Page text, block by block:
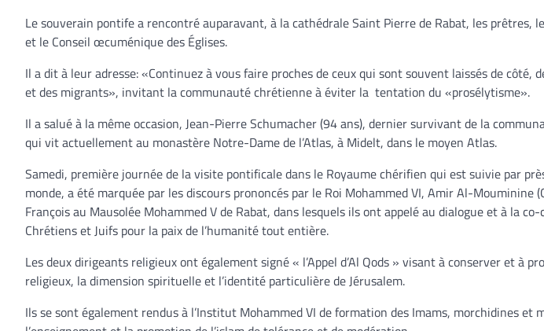
Le souverain pontife a rencontré auparavant, à la cathédrale Saint Pierre de Rabat, les prêtres,
et le Conseil œcuménique des Églises.
Il a dit à leur adresse: «Continuez à vous faire proches de ceux qui sont souvent laissés de côté,
et des migrants», invitant la communauté chrétienne à éviter la tentation du «prosélytisme».
Il a salué à la même occasion, Jean-Pierre Schumacher (94 ans), dernier survivant de la
qui vit actuellement au monastère Notre-Dame de l’Atlas, à Midelt, dans le moyen Atlas.
Samedi, première journée de la visite pontificale dans le Royaume chérifien qui est suivie par
monde, a été marquée par les discours prononcés par le Roi Mohammed VI, Amir Al-Mouminine
François au Mausolée Mohammed V de Rabat, dans lesquels ils ont appelé au dialogue et à la
Chrétiens et Juifs pour la paix de l’humanité tout entière.
Les deux dirigeants religieux ont également signé « l’Appel d’Al Qods » visant à conserver et à
religieux, la dimension spirituelle et l’identité particulière de Jérusalem.
Ils se sont également rendus à l’Institut Mohammed VI de formation des Imams, morchidines et